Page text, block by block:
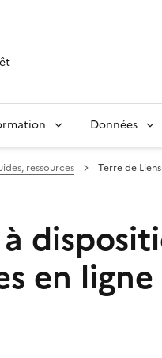
Données
ressources Terre de
en ligne